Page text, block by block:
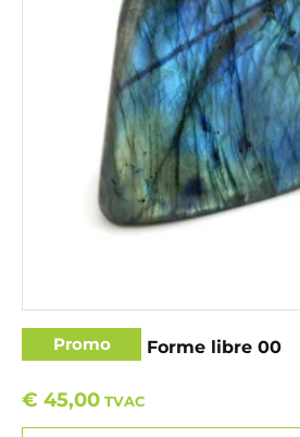
Promo
Labradorite – Forme libre 00
€ 45,00 TVAC